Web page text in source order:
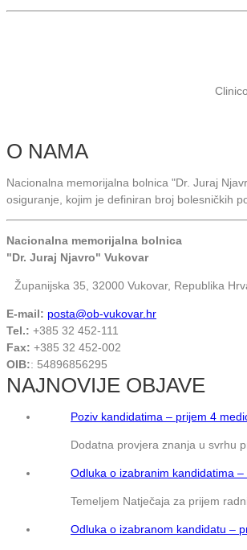
O NAMA
Nacionalna memorijalna bolnica "Dr. Juraj
osiguranje, kojim je definiran broj bolesničkih
Nacionalna memorijalna bolnica
"Dr. Juraj Njavro" Vukovar
Županijska 35, 32000 Vukovar, Republika
E-mail: posta@ob-vukovar.hr
Tel.: +385 32 452-111
Fax: +385 32 452-002
OIB:: 54896856295
NAJNOVIJE OBJAVE
Poziv kandidatima – prijem 4
Dodatna provjera znanja u svrhu
Odluka o izabranim kandidatima
Temeljem Natječaja za prijem
Odluka o izabranom kandidatu –